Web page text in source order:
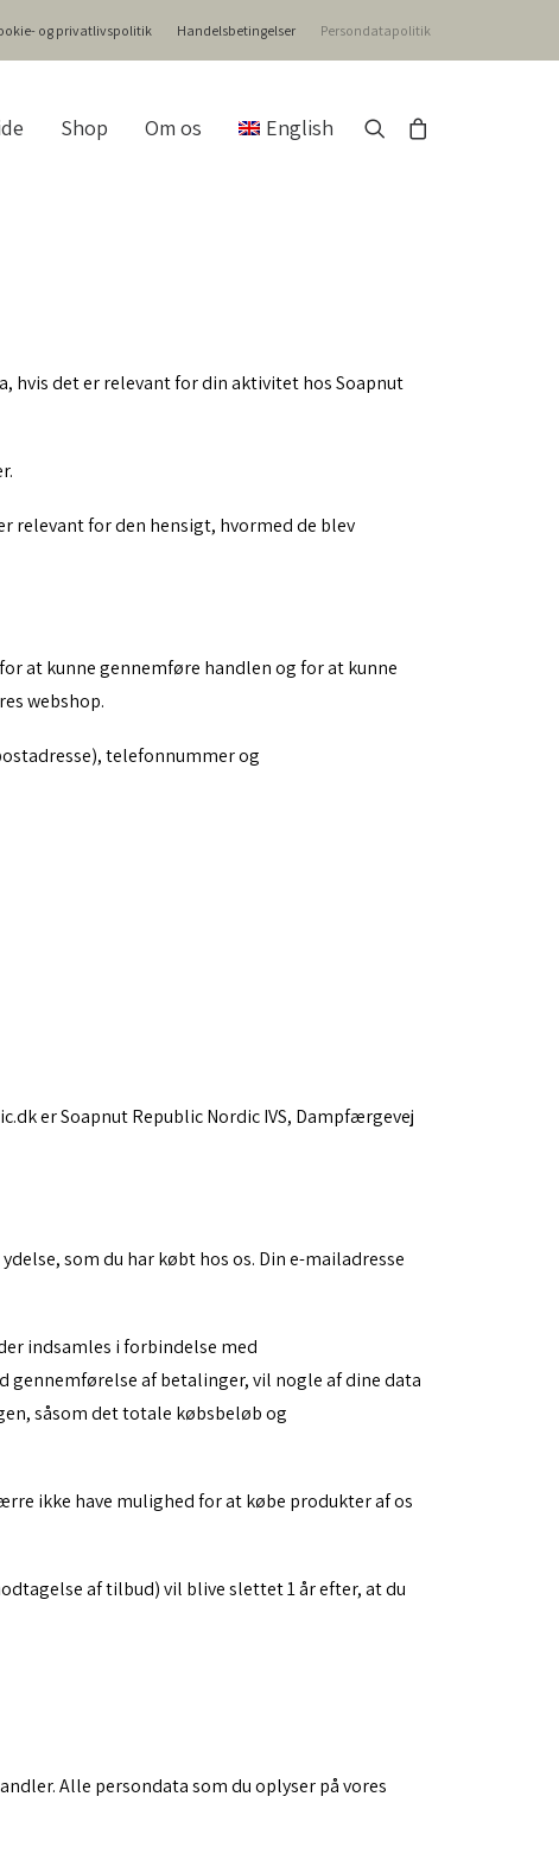
og privatlivspolitik Handelsbetingelser Persondatapolitik
Shop Om os English
hvis det er relevant for din aktivitet hos Soapnut
relevant for den hensigt, hvormed de blev
at kunne gennemføre handlen og for at kunne
webshop.
telefonnummer og
er Soapnut Republic Nordic IVS, Dampfærgevej
som du har købt hos os. Din e-mailadresse
indsamles i forbindelse med
af betalinger, vil nogle af dine data
såsom det totale købsbeløb og
ikke have mulighed for at købe produkter af os
af tilbud) vil blive slettet 1 år efter, at du
Alle persondata som du oplyser på vores